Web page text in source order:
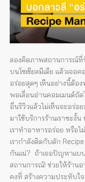
ลองคิดภาพสถานการณ์ที่
บนโซเชียลมีเดีย แล้วเจอ
อร่อยสุดๆ เห็นอย่างนี้ต้อ
พอเลื่อนอ่านคอมเมนต์ถั
อื่นริวิวแล้วไม่เห็นจะอร่
มาใช้บริการร้านเราซะงั้
เราทำอาหารอร่อย หรือ
เรากำลังติดกับดัก
กันแน่? ถ้าเจอปัญหาแบบ
สถานการณ์! ช่วยให้ร้าน
คงที่ สร้างความประทับใ
Recipe
Management